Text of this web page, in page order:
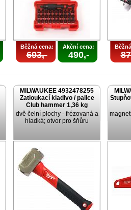
Běžná cena:
693,-
Akční cena:
490,-
MILWAUKEE 4932478255
Zatloukací kladivo / palice
Club hammer 1,36 kg
dvě čelní plochy - frézovaná a
hladká; otvor pro šňůru